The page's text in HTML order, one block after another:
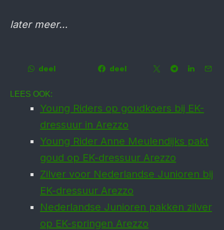
later meer…
deel deel
LEES OOK:
Young Riders op goudkoers bij EK-
dressuur in Arezzo
Young Rider Anne Meulendijks pakt
goud op EK-dressuur Arezzo
Zilver voor Nederlandse Junioren bij
EK-dressuur Arezzo
Nederlandse Junioren pakken zilver
op EK-springen Arezzo